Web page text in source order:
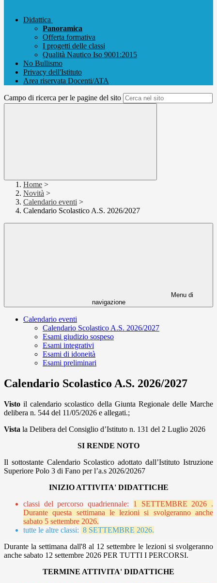
Didattica
Panoramica
Offerta formativa
I progetti delle classi
Qualità Nautico Iso 9001:2015
No Bullismo
Privacy dell'Istituto
Area riservata Docenti/ATA
Campo di ricerca per le pagine del sito
Home >
Novità >
Calendario eventi >
Calendario Scolastico A.S. 2026/2027
Menu di
navigazione
Calendario eventi
Calendario Scolastico A.S. 2026/2027
Esami giudizio sospeso
Esami integrativi
Esami di idoneità
Esami preliminari
Calendario Scolastico A.S. 2026/2027
Vistoil calendario scolastico della Giunta Regionale delle Marche
delibera n. 544 del 11/05/2026 e allegati.;
Vista la Delibera del Consiglio d’Istituto n. 131 del 2 Luglio 2026
SI RENDE NOTO
Il sottostante Calendario Scolastico adottato dall’Istituto Istruzione
Superiore Polo 3 di Fano per l’a.s 2026/20267
INIZIO ATTIVITA' DIDATTICHE
classi del percorso quadriennale: 1 SETTEMBRE 2026 .
Durante questa settimana le lezioni si svolgeranno anche
sabato 5 settembre 2026.
tutte le altre classi: 8 SETTEMBRE 2026.
Durante la settimana dall'8 al 12 settembre le lezioni si svolgeranno
anche sabato 12 settembre 2026 PER TUTTI I PERCORSI.
TERMINE ATTIVITA' DIDATTICHE